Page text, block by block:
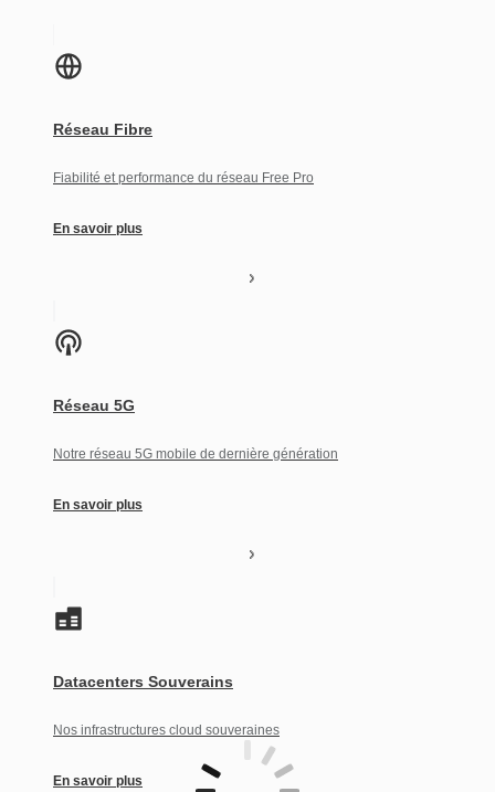
Réseau Fibre
Fiabilité et performance du réseau Free Pro
En savoir plus
Réseau 5G
Notre réseau 5G mobile de dernière génération
En savoir plus
Datacenters Souverains
Nos infrastructures cloud souveraines
En savoir plus